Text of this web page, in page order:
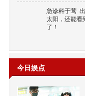
急诊科于莺
太阳，还能看
了！
今日娱点